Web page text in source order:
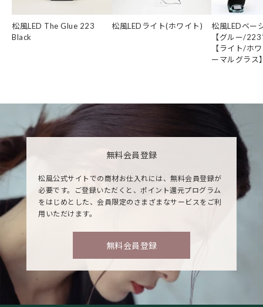
松風LED The Glue 223
Black
松風LEDライト(ホワイト)
松風LEDベー
【グルー/
【ライト/ホ
ーマルグラス
無料会員登録
松風公式サイトでの商材お仕入れには、無料会員登録が
必要です。ご登録いただくと、ポイント還元プログラム
をはじめとした、会員限定のさまざまなサービスをご利
用いただけます。
無料会員登録